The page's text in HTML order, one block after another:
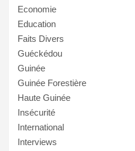
Economie
Education
Faits Divers
Guéckédou
Guinée
Guinée Forestière
Haute Guinée
Insécurité
International
Interviews